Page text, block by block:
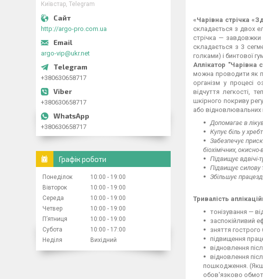
«Чарівна стрічка
складається з двох
стрічка — завдовжки
складається з 3
голками) і бинтової
Аплікатор "Чарівна
можна проводити як
організм у процесі
відчуття легкості,
шкірного покриву
або відновлювальних
Допомагає в
Купує біль у
Забезпечує
біохімічних,
Підвищує вдвічі-
Підвищує силову
Збільшує
Тривалість
тонізування —
заспокійливий
зняття
підвищення
відновлення
відновлення
пошкодження.
обов'язково
Київстар, Telegram
http://argo-pro.com.ua
argo-vip@ukr.net
+380630658717
+380630658717
+380630658717
Графік роботи
Понеділок 10:00
19:00
Вівторок
10:00
19:00
Середа
10:00
19:00
Четвер
10:00
19:00
Пʼятниця
10:00
19:00
Субота
10:00
17:00
Неділя
Вихідний